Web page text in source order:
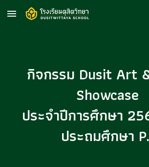
Skip to main content
กิจกรรม Dusit Art
Showcase
ประจำปีการศึกษา
ประถมศึกษา P.